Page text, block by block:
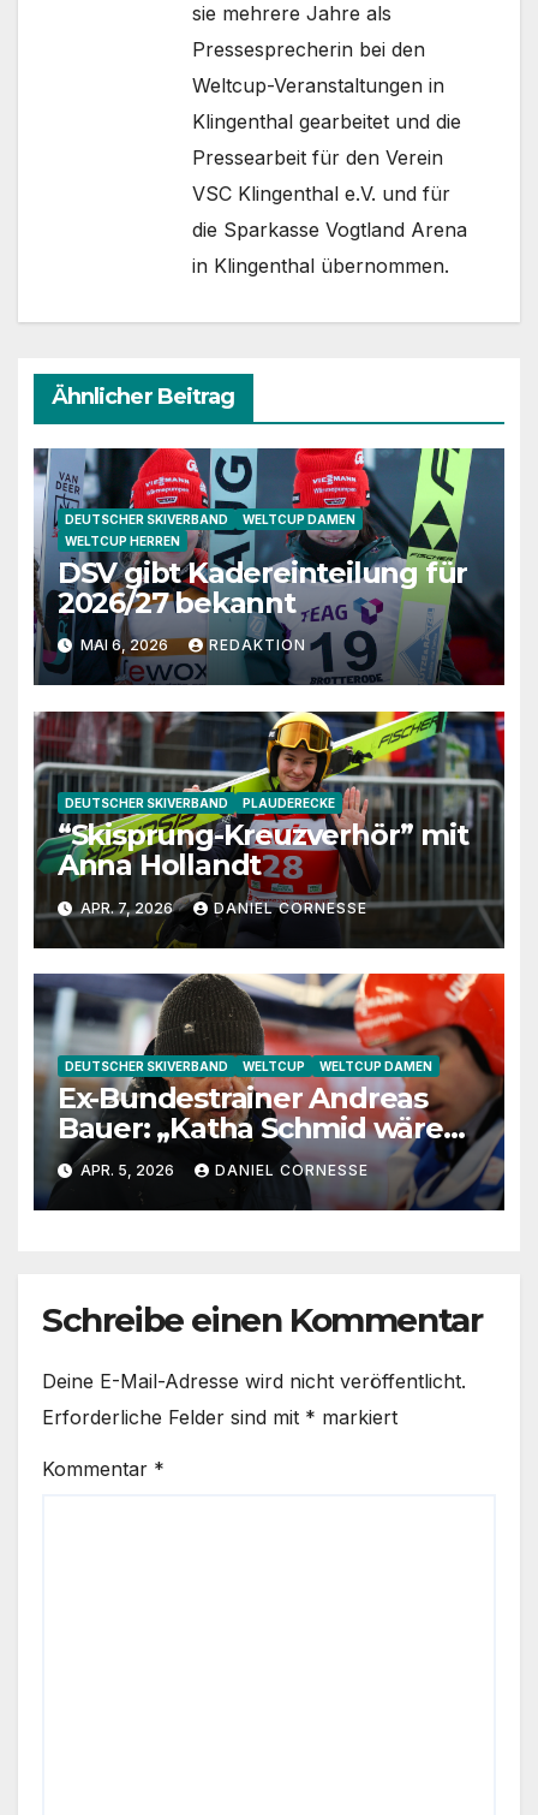
sie mehrere Jahre als
Pressesprecherin bei den
Weltcup-Veranstaltungen in
Klingenthal gearbeitet und die
Pressearbeit für den Verein
VSC Klingenthal e.V. und für
die Sparkasse Vogtland Arena
in Klingenthal übernommen.
Ähnlicher Beitrag
DEUTSCHER SKIVERBAND
WELTCUP DAMEN
WELTCUP HERREN
DSV gibt Kadereinteilung für
2026/27 bekannt
MAI 6, 2026 REDAKTION
DEUTSCHER SKIVERBAND PLAUDERECKE
“Skisprung-Kreuzverhör” mit
Anna Hollandt
APR. 7, 2026 DANIEL CORNESSE
DEUTSCHER SKIVERBAND WELTCUP WELTCUP DAMEN
Ex-Bundestrainer Andreas
Bauer: „Katha Schmid wäre
eine extrem gute
Jugendtrainerin“
APR. 5, 2026 DANIEL CORNESSE
Schreibe einen Kommentar
Deine E-Mail-Adresse wird nicht veröffentlicht.
Erforderliche Felder sind mit * markiert
Kommentar *